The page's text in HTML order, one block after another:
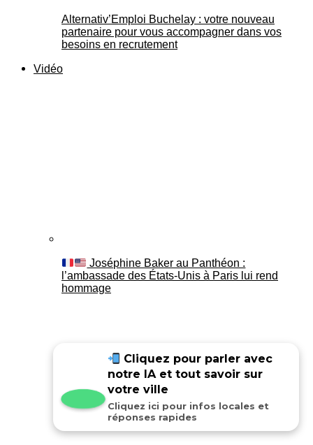
Alternativ’Emploi Buchelay : votre nouveau
partenaire pour vous accompagner dans vos
besoins en recrutement
Vidéo
Joséphine Baker au Panthéon :
l’ambassade des États-Unis à Paris lui rend
hommage
Cliquez pour parler avec
notre IA et tout savoir sur
votre ville
Cliquez ici pour infos locales et
réponses rapides